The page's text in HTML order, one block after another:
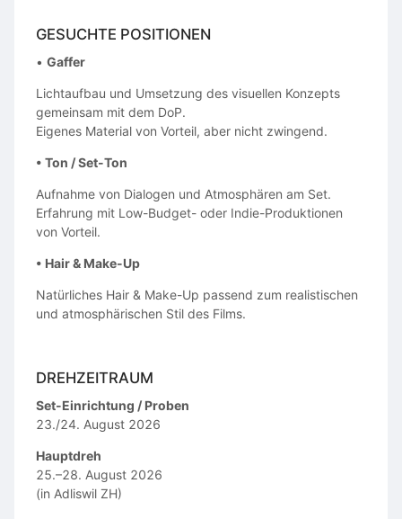
GESUCHTE POSITIONEN
• Gaffer
Lichtaufbau und Umsetzung des visuellen Konzepts
gemeinsam mit dem DoP.
Eigenes Material von Vorteil, aber nicht zwingend.
• Ton / Set-Ton
Aufnahme von Dialogen und Atmosphären am Set.
Erfahrung mit Low-Budget- oder Indie-Produktionen
von Vorteil.
• Hair & Make-Up
Natürliches Hair & Make-Up passend zum realistischen
und atmosphärischen Stil des Films.
DREHZEITRAUM
Set-Einrichtung / Proben
23./24. August 2026
Hauptdreh
25.–28. August 2026
(in Adliswil ZH)